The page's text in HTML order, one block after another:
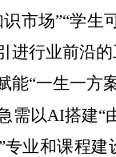
市场”“学生
进行业前沿
能“一生一方
需以AI搭建“
专业和课程